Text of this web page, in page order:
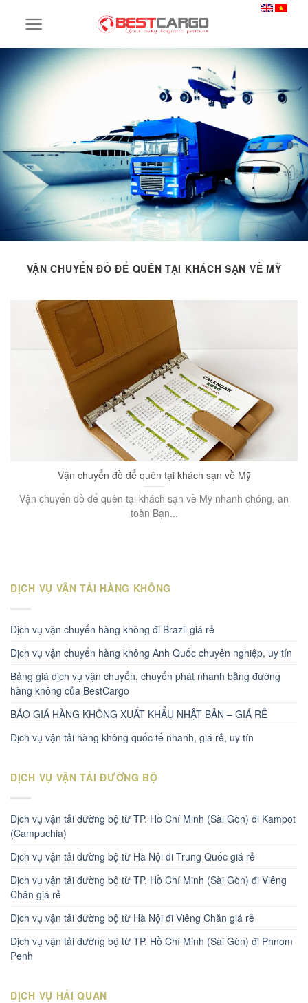
VẬN CHUYỂN ĐỒ ĐỂ QUÊN TẠI KHÁCH SẠN VỀ MỸ
Vận chuyển đồ để quên tại khách sạn về Mỹ
Vận chuyển đồ để quên tại khách sạn về Mỹ nhanh chóng, an
toàn Bạn...
DỊCH VỤ VẬN TẢI HÀNG KHÔNG
Dịch vụ vận chuyển hàng không đi Brazil giá rẻ
Dịch vụ vận chuyển hàng không Anh Quốc chuyên nghiệp, uy tín
Bảng giá dịch vụ vận chuyển, chuyển phát nhanh bằng đường
hàng không của BestCargo
BÁO GIÁ HÀNG KHÔNG XUẤT KHẨU NHẬT BẢN – GIÁ RẺ
Dịch vụ vận tải hàng không quốc tế nhanh, giá rẻ, uy tín
DỊCH VỤ VẬN TẢI ĐƯỜNG BỘ
Dịch vụ vận tải đường bộ từ TP. Hồ Chí Minh (Sài Gòn) đi Kampot
(Campuchia)
Dịch vụ vận tải đường bộ từ Hà Nội đi Trung Quốc giá rẻ
Dịch vụ vận tải đường bộ từ TP. Hồ Chí Minh (Sài Gòn) đi Viêng
Chăn giá rẻ
Dịch vụ vận tải đường bộ từ Hà Nội đi Viêng Chăn giá rẻ
Dịch vụ vận tải đường bộ từ TP. Hồ Chí Minh (Sài Gòn) đi Phnom
Penh
DỊCH VỤ HẢI QUAN